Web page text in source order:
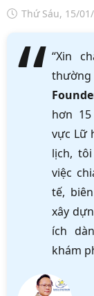
Thứ Sáu, 15/
“Xin
hơn
vực Lữ
lịch,
việc
tế,
xây
ích
khám